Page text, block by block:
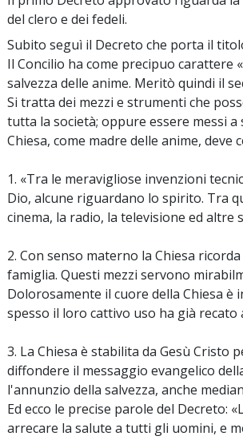
del clero e dei fedeli.
Subito seguì il Decreto che porta il
Il Concilio ha come precipuo carattere
salvezza delle anime. Meritò quindi il
Si tratta dei mezzi e strumenti che
tutta la società; oppure essere messi
Chiesa, come madre delle anime, deve
1. «Tra le meravigliose invenzioni
Dio, alcune riguardano lo spirito. Tra
cinema, la radio, la televisione ed altre
2. Con senso materno la Chiesa
famiglia. Questi mezzi servono
Dolorosamente il cuore della Chiesa
spesso il loro cattivo uso ha già recato
3. La Chiesa è stabilita da Gesù
diffondere il messaggio evangelico
l'annunzio della salvezza, anche
Ed ecco le precise parole del Decreto:
arrecare la salute a tutti gli uomini, e